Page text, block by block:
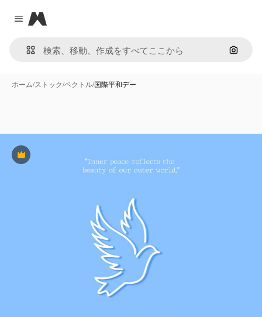
Close menu
Magnific
画像で
ホーム/ストック/ベクトル/国際平和デー
Premium